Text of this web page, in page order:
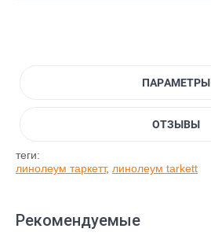
ПАРАМЕТРЫ
ОТЗЫВЫ
теги:
линолеум таркетт, линолеум tarkett
Рекомендуемые